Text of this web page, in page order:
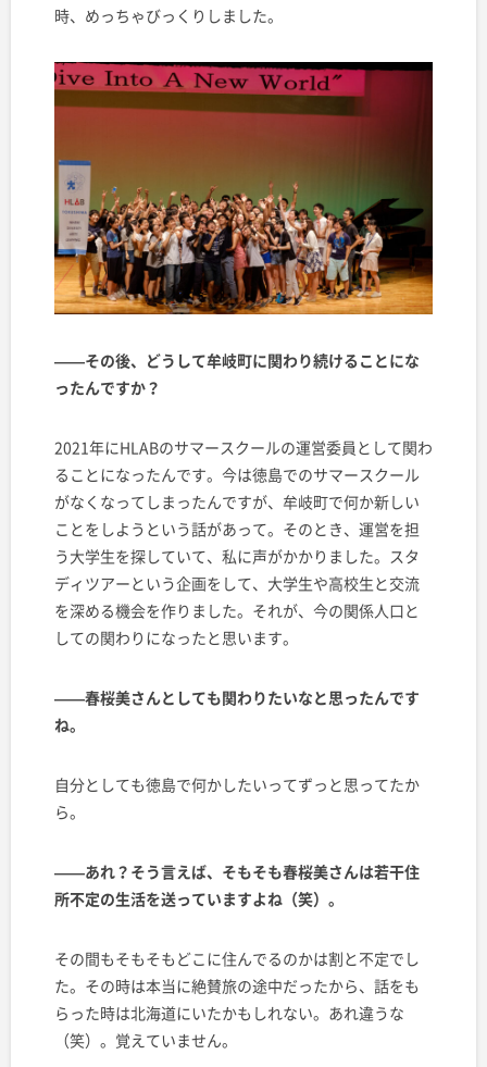
時、めっちゃびっくりしました。
——その後、どうして牟岐町に関わり続けることにな
ったんですか？
2021年にHLABのサマースクールの運営委員として関わ
ることになったんです。今は徳島でのサマースクール
がなくなってしまったんですが、牟岐町で何か新しい
ことをしようという話があって。そのとき、運営を担
う大学生を探していて、私に声がかかりました。スタ
ディツアーという企画をして、大学生や高校生と交流
を深める機会を作りました。それが、今の関係人口と
しての関わりになったと思います。
——春桜美さんとしても関わりたいなと思ったんです
ね。
自分としても徳島で何かしたいってずっと思ってたか
ら。
——あれ？そう言えば、そもそも春桜美さんは若干住
所不定の生活を送っていますよね（笑）。
その間もそもそもどこに住んでるのかは割と不定でし
た。その時は本当に絶賛旅の途中だったから、話をも
らった時は北海道にいたかもしれない。あれ違うな
（笑）。覚えていません。